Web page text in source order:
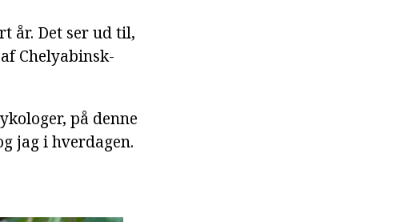
år. Det ser ud til,
Chelyabinsk-
på denne
jag i hverdagen.